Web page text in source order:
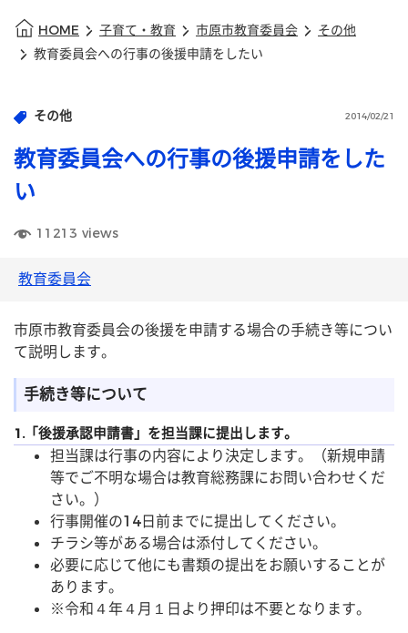
HOME 子育て・教育 市原市教育委員会
その他
教育委員会への行事の後援申請をしたい
その他 2014/02/21
教育委員会への行事の後援申請をした
い
11213 views
教育委員会
市原市教育委員会の後援を申請する場合の手続き等につい
て説明します。
手続き等について
1.「後援承認申請書」を担当課に提出します。
担当課は行事の内容により決定します。（新規申請
等でご不明な場合は教育総務課にお問い合わせくだ
さい。）
行事開催の14日前までに提出してください。
チラシ等がある場合は添付してください。
必要に応じて他にも書類の提出をお願いすることが
あります。
※令和４年４月１日より押印は不要となります。